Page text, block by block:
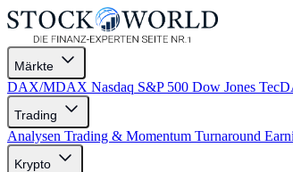
Märkte
DAX/MDAX Nasdaq S&P 500 Dow Jones
Trading
Analysen Trading & Momentum Turnaround
Krypto